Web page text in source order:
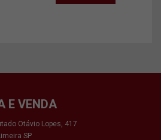
E VENDA
Otávio Lopes, 417
SP